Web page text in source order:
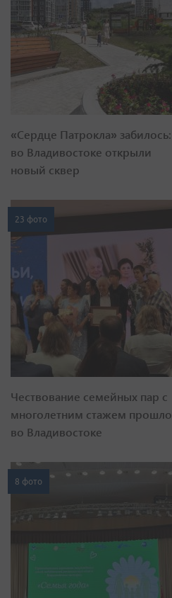
«Сердце Патрокла» забилось:
во Владивостоке открыли
новый сквер
23 фото
Чествование семейных пар с
многолетним стажем прошло
во Владивостоке
8 фото